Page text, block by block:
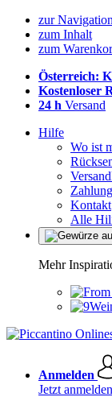
zur Navigation
zum Inhalt
zum
Österreich:
Kostenloser
24 h Versand
Hilfe
Wo ist
Kontakt
Alle
Mehr
Anmelden
Jetzt anmelden